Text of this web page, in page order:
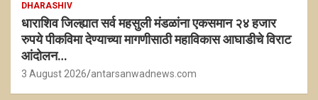
DHARASHIV
धाराशिव जिल्ह्यात सर्व महसुली मंडळांना एकसमान २४ हजार
रुपये पीकविमा देण्याच्या मागणीसाठी महाविकास आघाडीचे विराट
आंदोलन…
3 August 2026 antarsanwadnews.com